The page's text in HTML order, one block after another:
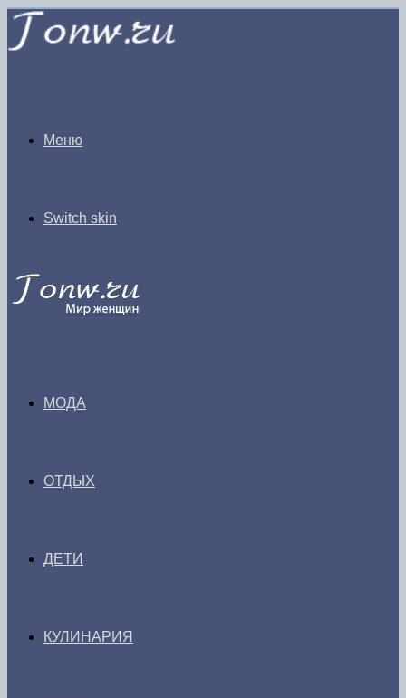
Меню
Switch skin
МОДА
ОТДЫХ
ДЕТИ
КУЛИНАРИЯ